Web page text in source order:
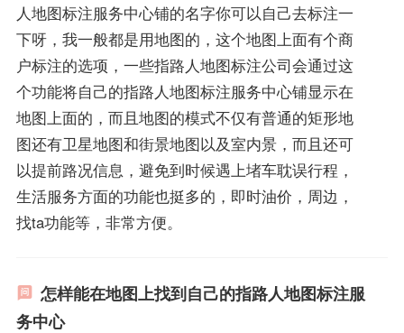
人地图标注服务中心铺的名字你可以自己去标注一
下呀，我一般都是用地图的，这个地图上面有个商
户标注的选项，一些指路人地图标注公司会通过这
个功能将自己的指路人地图标注服务中心铺显示在
地图上面的，而且地图的模式不仅有普通的矩形地
图还有卫星地图和街景地图以及室内景，而且还可
以提前路况信息，避免到时候遇上堵车耽误行程，
生活服务方面的功能也挺多的，即时油价，周边，
找ta功能等，非常方便。
怎样能在地图上找到自己的指路人地图标注服
务中心